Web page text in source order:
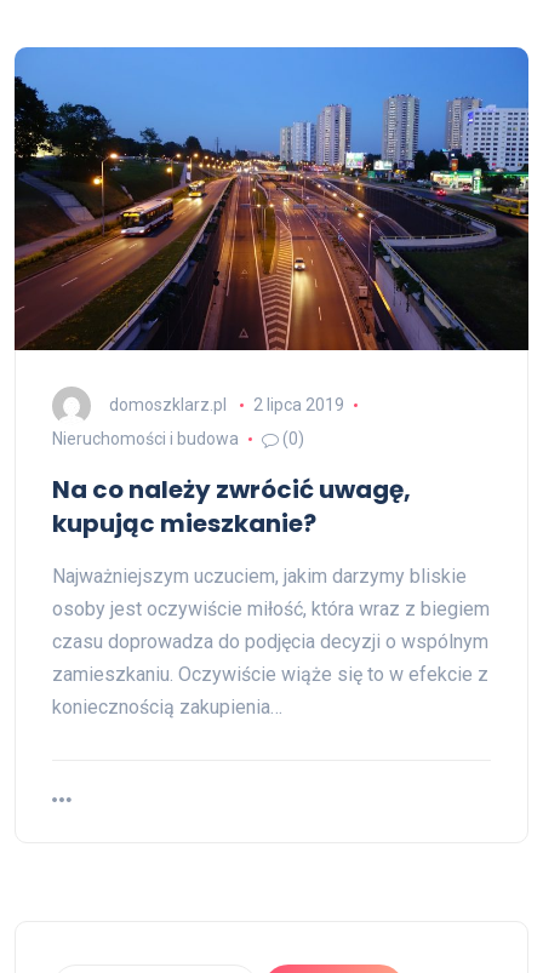
domoszklarz.pl
2 lipca 2019
Nieruchomości i budowa
(0)
Na co należy zwrócić uwagę,
kupując mieszkanie?
Najważniejszym uczuciem, jakim darzymy bliskie
osoby jest oczywiście miłość, która wraz z biegiem
czasu doprowadza do podjęcia decyzji o wspólnym
zamieszkaniu. Oczywiście wiąże się to w efekcie z
koniecznością zakupienia…